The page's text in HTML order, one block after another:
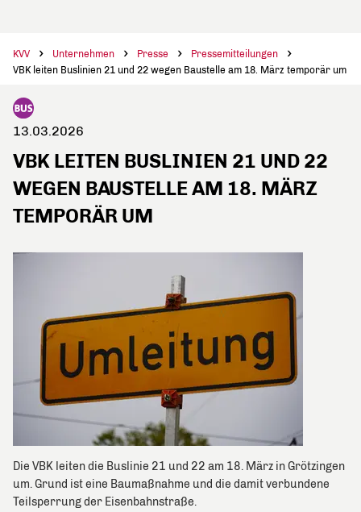
KVV Unternehmen Presse
Pressemitteilungen
VBK leiten Buslinien 21 und 22 wegen Baustelle am 18. März temporär um
13.03.2026
VBK LEITEN BUSLINIEN 21 UND 22
WEGEN BAUSTELLE AM 18. MÄRZ
TEMPORÄR UM
Die VBK leiten die Buslinie 21 und 22 am 18. März in Grötzingen
um. Grund ist eine Baumaßnahme und die damit verbundene
Teilsperrung der Eisenbahnstraße.